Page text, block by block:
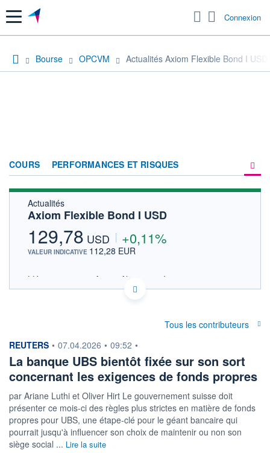
Menu Connexion
Bourse OPCVM Actualités Axiom Flexible Bond I USD
COURS PERFORMANCES ET RISQUES
FORUM
Actualités
Axiom Flexible Bond I USD
129,78 USD +0,11%
VALEUR INDICATIVE 112,28 EUR
LU2128055568 - Axiom Alternative Investments
OPCVM DERNIER COURS CONNU AU 31/07/2026
124
126
CATÉGORIE MORNINGSTAR
Obligations Internationales
Flexibles Couvertes en
USD
Tous les contributeurs
information fournie par
REUTERS • 07.04.2026 • 09:52 •
La banque UBS bientôt fixée sur son sort
concernant les exigences de fonds propres
par Ariane Luthi et Oliver Hirt Le gouvernement suisse doit
présenter ce mois-ci ‌des règles plus strictes en matière de fonds
propres pour UBS, une étape-clé pour le géant bancaire qui
pourrait jusqu'à influencer son choix de maintenir ou ​non son
siège social ... Lire la suite